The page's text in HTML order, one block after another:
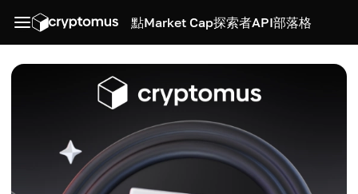
點Market Cap探索者API部落格